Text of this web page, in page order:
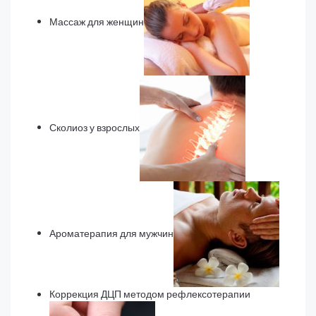
Массаж для женщин
Сколиоз у взрослых
Ароматерапия для мужчин
Коррекция ДЦП методом рефлексотерапии